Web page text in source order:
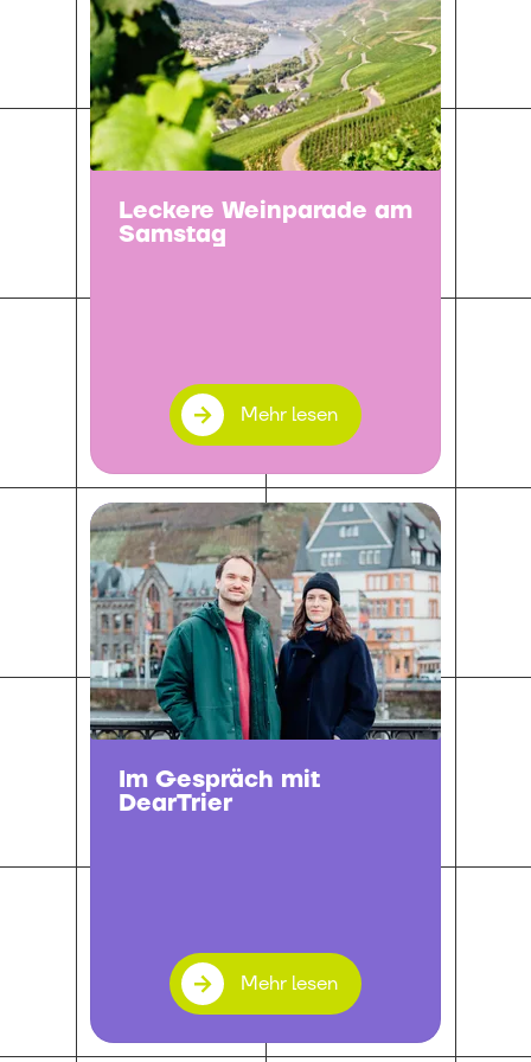
Leckere Weinparade am
Samstag
Mehr lesen
Im Gespräch mit
DearTrier
Mehr lesen